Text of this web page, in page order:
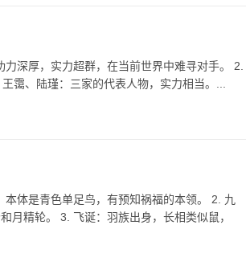
深厚，实力超群，在当前世界中难寻对手。 2.
霭、陆瑾：三家的代表人物，实力相当。...
体是青色单足鸟，有预知祸福的本领。 2. 九
月精轮。 3. 飞诞：羽族出身，长相类似鼠，